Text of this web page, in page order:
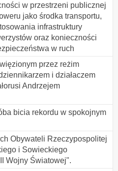
w przestrzeni publicznej
jako środka transportu,
infrastruktury
oraz konieczności
w ruch
przez reżim
i działaczem
Andrzejem
bicia rekordu w spokojnym
Obywateli Rzeczypospolitej
i Sowieckiego
Wojny Światowej".